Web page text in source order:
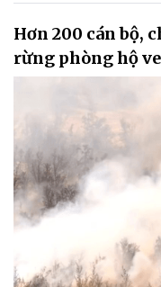
Hơn 200 cán bộ,
rừng phòng hộ